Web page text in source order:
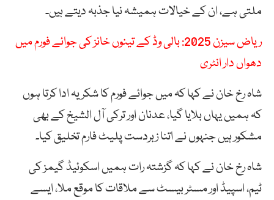
ملتی ہے، ان کے خیالات ہمیشہ نیا جذبہ دیتے ہیں۔
ریاض سیزن 2025: بالی وڈ کے تینوں خانز کی جوائے فورم میں
دھواں دار انٹری
شاہ رخ خان نے کہا کہ میں جوائے فورم کا شکریہ ادا کرتا ہوں
کہ ہمیں یہاں بلایا گیا، عدنان اور ترکی آل الشیخ کے بھی
مشکور ہیں جنہوں نے اتنا زبردست پلیٹ فارم تخلیق کیا۔
شاہ رخ خان نے کہا کہ گزشتہ رات ہمیں اسکوئیڈ گیمز کی
ٹیم، اسپیڈ اور مسٹر بیسٹ سے ملاقات کا موقع ملا، ایسے